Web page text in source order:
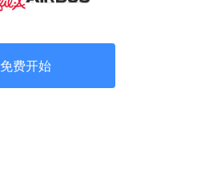
免费开始